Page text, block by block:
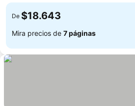
De $18.643
Mira precios de 7 páginas